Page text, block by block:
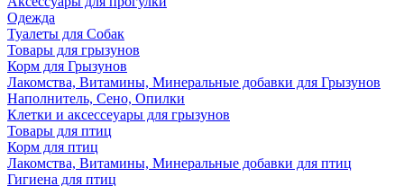
Одежда
Туалеты для Собак
Товары для грызунов
Корм для Грызунов
Лакомства, Витамины, Минеральные добавки для Грызунов
Наполнитель, Сено, Опилки
Клетки и аксессеуары для грызунов
Товары для птиц
Корм для птиц
Лакомства, Витамины, Минеральные добавки для птиц
Гигиена для птиц